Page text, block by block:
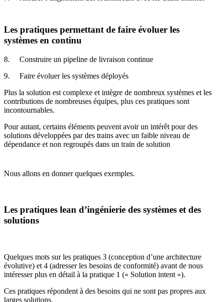
Les pratiques permettant de faire évoluer les
systèmes en continu
8. Construire un pipeline de livraison continue
9. Faire évoluer les systèmes déployés
Plus la solution est complexe et intègre de nombreux systèmes et les
contributions de nombreuses équipes, plus ces pratiques sont
incontournables.
Pour autant, certains éléments peuvent avoir un intérêt pour des
solutions développées par des trains avec un faible niveau de
dépendance et non regroupés dans un train de solution
Nous allons en donner quelques exemples.
Les pratiques lean d’ingénierie des systèmes et des
solutions
Quelques mots sur les pratiques 3 (conception d’une architecture
évolutive) et 4 (adresser les besoins de conformité) avant de nous
intéresser plus en détail à la pratique 1 (« Solution intent »).
Ces pratiques répondent à des besoins qui ne sont pas propres aux
larges solutions.